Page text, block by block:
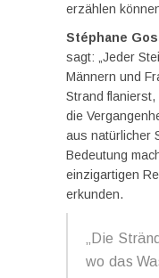
erzählen
Stéphane
sagt: „Jeder
Männern und
Strand
die
aus natürlicher
Bedeutung
einzigartigen
erkunden.
„Die
wo das